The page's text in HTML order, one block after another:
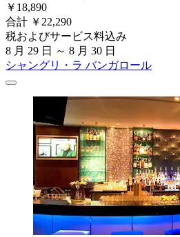
￥18,890
合計 ￥22,290
税およびサービス料込み
8 月 29 日 ～ 8 月 30 日
シャングリ・ラ バンガロール